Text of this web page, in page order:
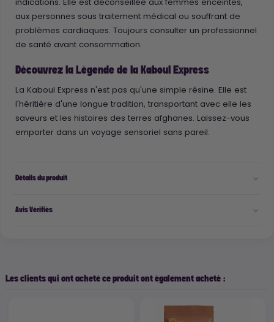
aux personnes sous traitement médical ou souffrant de
problèmes cardiaques. Toujours consulter un professionnel
de santé avant consommation.
Découvrez la Légende de la Kaboul Express
La Kaboul Express n'est pas qu'une simple résine. Elle est
l'héritière d'une longue tradition, transportant avec elle les
saveurs et les histoires des terres afghanes. Laissez-vous
emporter dans un voyage sensoriel sans pareil.
Détails du produit
Avis Vérifiés
Les clients qui ont acheté ce produit ont également acheté :